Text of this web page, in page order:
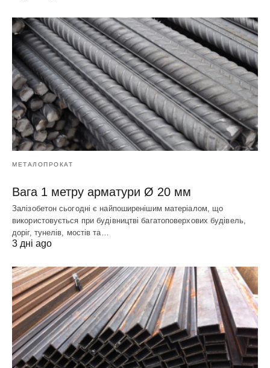
МЕТАЛОПРОКАТ
Вага 1 метру арматури Ø 20 мм
Залізобетон сьогодні є найпоширенішим матеріалом, що
використовується при будівництві багатоповерхових будівель,
доріг, тунелів, мостів та…
3 дні ago